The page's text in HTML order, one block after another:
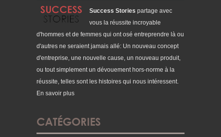
Success Stories partage avec
vous la réussite incroyable
d'hommes et de femmes qui ont osé entreprendre là ou
d'autres ne seraient jamais allé: Un nouveau concept
d'entreprise, une nouvelle cause, un nouveau produit,
ou tout simplement un dévouement hors-norme à la
réussite, telles sont les histoires qui nous intéressent.
En savoir plus
CATÉGORIES